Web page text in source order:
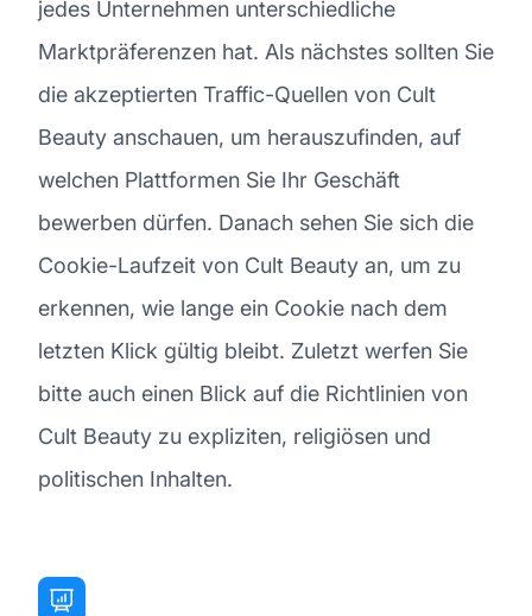
jedes Unternehmen unterschiedliche
Marktpräferenzen hat. Als nächstes sollten Sie
die akzeptierten Traffic-Quellen von Cult
Beauty anschauen, um herauszufinden, auf
welchen Plattformen Sie Ihr Geschäft
bewerben dürfen. Danach sehen Sie sich die
Cookie-Laufzeit von Cult Beauty an, um zu
erkennen, wie lange ein Cookie nach dem
letzten Klick gültig bleibt. Zuletzt werfen Sie
bitte auch einen Blick auf die Richtlinien von
Cult Beauty zu expliziten, religiösen und
politischen Inhalten.